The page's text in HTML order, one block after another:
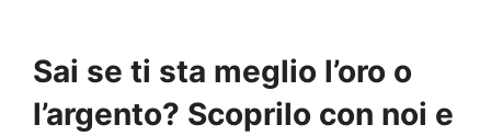
Sai se ti sta meglio l’oro o
l’argento? Scoprilo con noi e